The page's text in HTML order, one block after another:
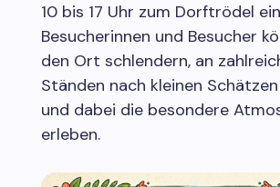
10 bis 17 Uhr zum Dorftrödel
Besucherinnen und Besucher
den Ort schlendern, an
Ständen nach kleinen
und dabei die besondere
erleben.